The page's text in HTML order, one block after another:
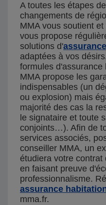
A toutes les étapes
changements de
MMA vous soutient
vous propose
solutions d'
adaptées à vos
formules d'assurance
MMA propose les
indispensables (un
ou explosion) mais
majorité des cas la
le signataire et toute
conjoints…). Afin de
services associés,
conseiller MMA, un
étudiera votre
en faisant preuve
professionnalisme.
assurance
mma.fr.